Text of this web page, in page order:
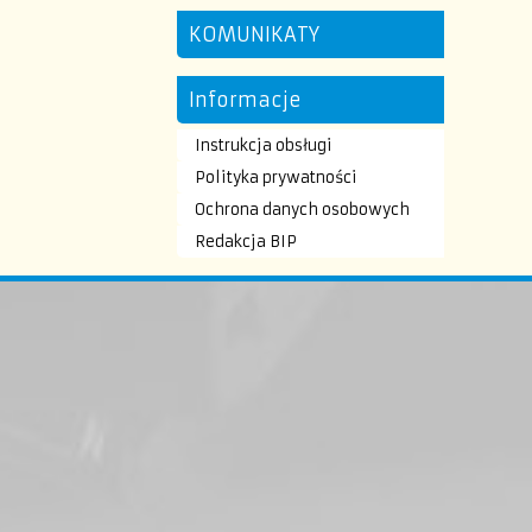
KOMUNIKATY
Informacje
Instrukcja obsługi
Polityka prywatności
Ochrona danych osobowych
Redakcja BIP